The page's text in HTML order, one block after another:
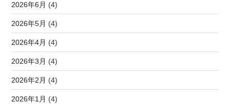
2026年6月 (4)
2026年5月 (4)
2026年4月 (4)
2026年3月 (4)
2026年2月 (4)
2026年1月 (4)